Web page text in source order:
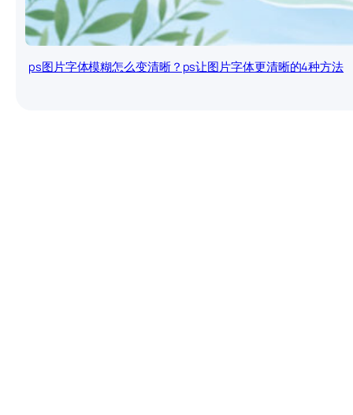
ps图片字体模糊怎么变清晰？ps让图片字体更清晰的4种方法